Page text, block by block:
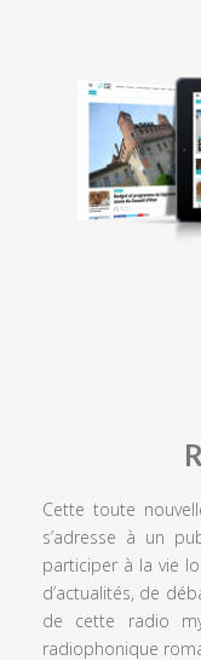
Cette toute
s’adresse à un
participer à la vie
d’actualités, de
de cette radio
radiophonique